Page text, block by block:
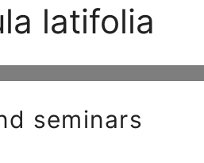
latifolia
seminars